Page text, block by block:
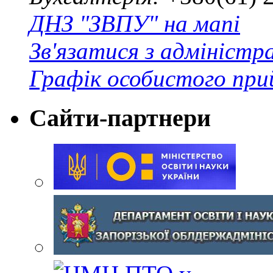
ДНЗ "ЗВПУ" на мапі
Зв'язатися з
Графік особистого
Сайти-партнери